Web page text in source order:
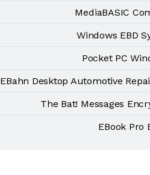
MediaBASIC
Windows EBD
Pocket PC
EBahn Desktop Automotive
The Bat! Messages
EBook Pro